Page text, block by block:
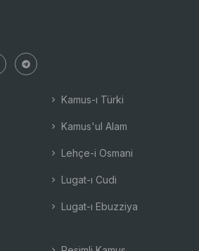
Kamus-ı Türki
Kamus'ul Alam
Lehçe-i Osmani
Lugat-ı Cudi
Lugat-ı Ebuzziya